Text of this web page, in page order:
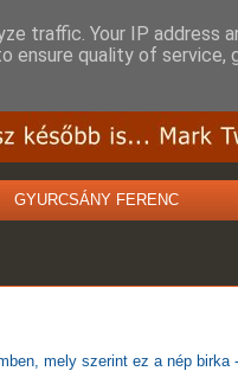
GYURCSÁNY FERENC
mely szerint ez a nép birka -
traffic. Your IP address
ensure quality of service,